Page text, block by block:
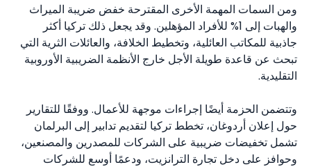
ومن السمات المهمة الأخرى المقترحة خفض ضريبة الميراث
والهبات إلى 1% للأفراد المؤهلين. وقد يجعل ذلك تركيا أكثر
جاذبية للمكاتب العائلية، وتخطيط الخلافة، والعائلات الثرية التي
تبحث عن قاعدة طويلة الأجل خارج الأنظمة الضريبية الأوروبية
التقليدية.
وتتضمن الحزمة أيضًا إجراءات موجهة للأعمال. ووفقًا للتقارير
حول إعلان أردوغان، تخطط تركيا لتقديم تدابير إلى البرلمان
تشمل تخفيضات ضريبية على الشركات للمصدرين والمصنعين،
وحوافز على دخل تجارة الترانزيت، ودعمًا أوسع للشركات